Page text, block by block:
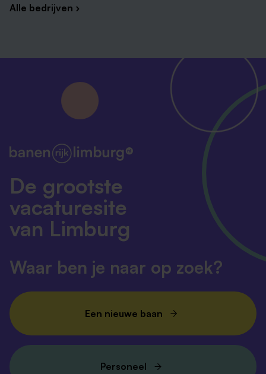
Alle bedrijven ›
De grootste
vacaturesite
van Limburg
Waar ben je naar op zoek?
Een nieuwe baan
Personeel